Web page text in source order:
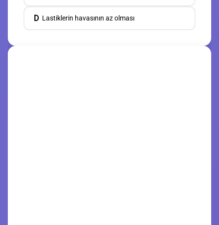
D Lastiklerin havasının az olması